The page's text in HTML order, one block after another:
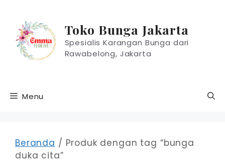
Toko Bunga Jakarta
Spesialis Karangan Bunga dari
Rawabelong, Jakarta
Menu
Beranda / Produk dengan tag “bunga
duka cita”